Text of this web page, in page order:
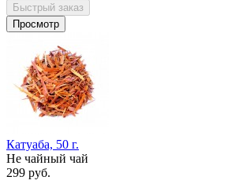
Быстрый заказ
Просмотр
Катуаба, 50 г.
Не чайный чай
299 руб.